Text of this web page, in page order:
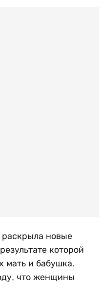
новые
которой
мать и бабушка.
что женщины